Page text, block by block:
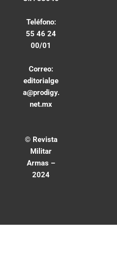
Teléfono:
55 46 24
00/01
Correo:
editorialge
a@prodigy.
net.mx
© Revista
Militar
Armas –
2024